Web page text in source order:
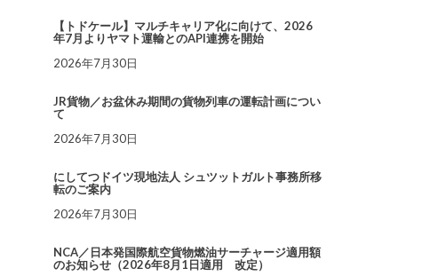
【トドケール】マルチキャリア化に向けて、2026
年7月よりヤマト運輸とのAPI連携を開始
2026年7月30日
JR貨物／お盆休み期間の貨物列車の運転計画につい
て
2026年7月30日
にしてつドイツ現地法人 シュツットガルト事務所移
転のご案内
2026年7月30日
NCA／日本発国際航空貨物燃油サーチャージ適用額
のお知らせ（2026年8月1日適用 改定）